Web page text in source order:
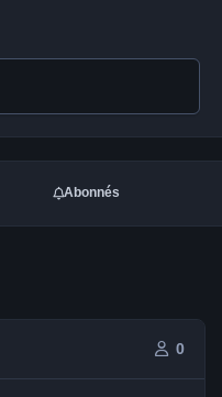
Abonnés
0